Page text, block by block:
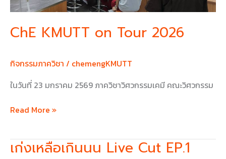
ChE KMUTT on Tour 2026
กิจกรรมภาควิชา / chemengKMUTT
ในวันที่ 23 มกราคม 2569 ภาควิชาวิศวกรรมเคมี คณะวิศวกรรม
Read More »
เก่งเหลือเกินนน Live Cut EP.1
เก่ง